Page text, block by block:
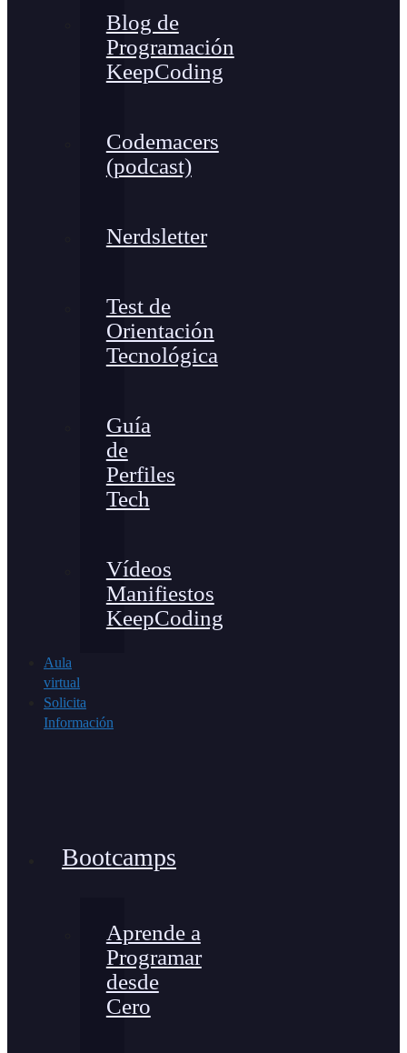
Blog de
Programación
KeepCoding
Codemacers
(podcast)
Nerdsletter
Test de
Orientación
Tecnológica
Guía
de
Perfiles
Tech
Vídeos
Manifiestos
KeepCoding
Aula
virtual
Solicita
Información
Bootcamps
Aprende a
Programar
desde
Cero